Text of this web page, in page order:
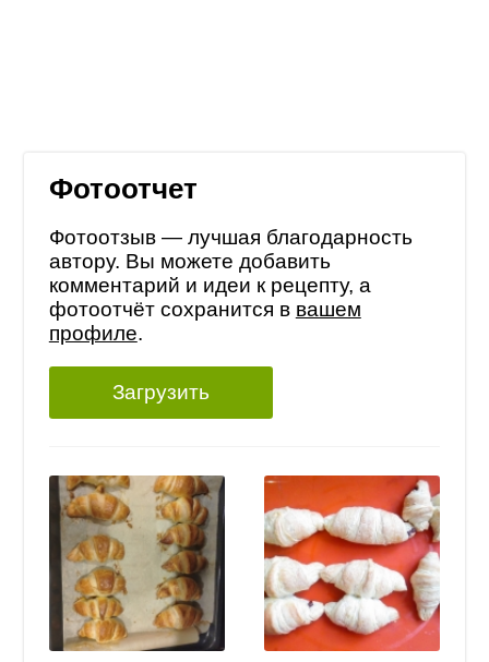
Фотоотчет
Фотоотзыв — лучшая благодарность
автору. Вы можете добавить
комментарий и идеи к рецепту, а
фотоотчёт сохранится в вашем
профиле.
Загрузить